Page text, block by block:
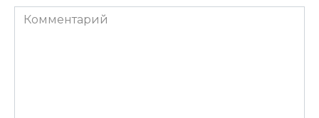
Комментарий